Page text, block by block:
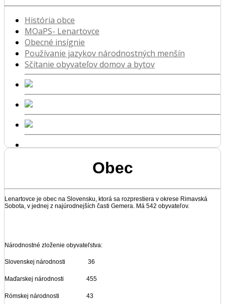
História obce
MOaPS- Lenartovce
Obecné insígnie
Používanie jazykov národnostných menšín
Sčítanie obyvateľov domov a bytov
Obec
Lenartovce je obec na Slovensku, ktorá sa rozprestiera v okrese Rimavská
Sobota, v jednej z najúrodnejších časti Gemera. Má 542 obyvateľov.
Národnostné zloženie obyvateľstva:
Slovenskej národnosti 36
Maďarskej národnosti 455
Rómskej národnosti 43